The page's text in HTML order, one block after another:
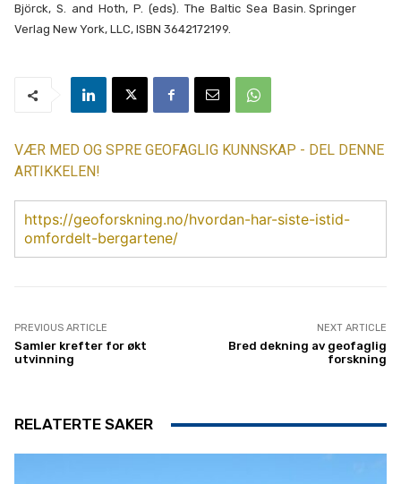
Björck, S. and Hoth, P. (eds). The Baltic Sea Basin. Springer
Verlag New York, LLC, ISBN 3642172199.
VÆR MED OG SPRE GEOFAGLIG KUNNSKAP - DEL DENNE
ARTIKKELEN!
https://geoforskning.no/hvordan-har-siste-istid-
omfordelt-bergartene/
PREVIOUS ARTICLE
Samler krefter for økt
utvinning
NEXT ARTICLE
Bred dekning av geofaglig
forskning
RELATERTE SAKER